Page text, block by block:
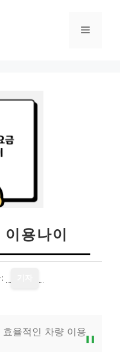
메
용나이
율적인 차량 이용